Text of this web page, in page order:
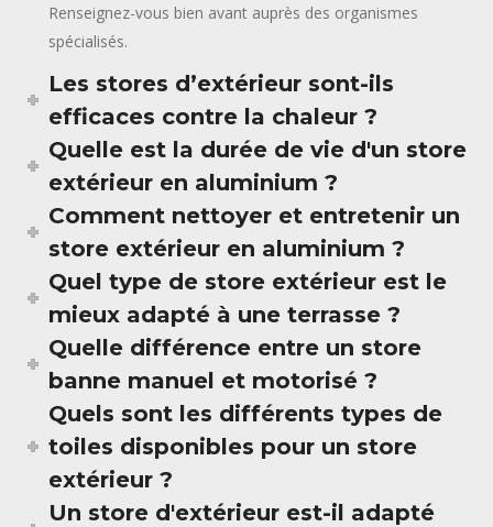
Renseignez-vous bien avant auprès des organismes
spécialisés.
Les stores d’extérieur sont-ils
efficaces contre la chaleur ?
Quelle est la durée de vie d'un store
extérieur en aluminium ?
Comment nettoyer et entretenir un
store extérieur en aluminium ?
Quel type de store extérieur est le
mieux adapté à une terrasse ?
Quelle différence entre un store
banne manuel et motorisé ?
Quels sont les différents types de
toiles disponibles pour un store
extérieur ?
Un store d'extérieur est-il adapté